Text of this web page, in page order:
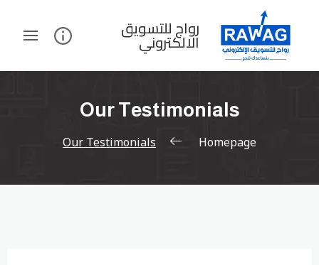
رواج للتسويق
الالكتروني
Our Testimonials
Homepage
Our Testimonials